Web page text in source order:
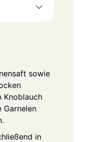
sowie
Knoblauch
Garnelen
in